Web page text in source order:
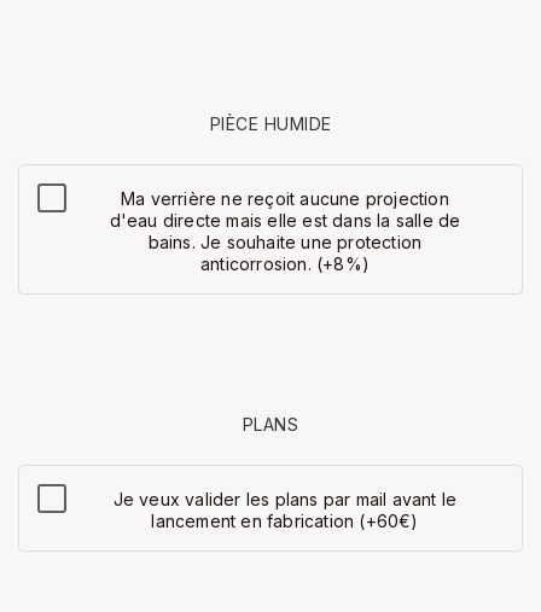
PIÈCE HUMIDE
Ma verrière ne reçoit aucune projection
d'eau directe mais elle est dans la salle de
bains. Je souhaite une protection
anticorrosion. (+8%)
PLANS
Je veux valider les plans par mail avant le
lancement en fabrication (+60€)